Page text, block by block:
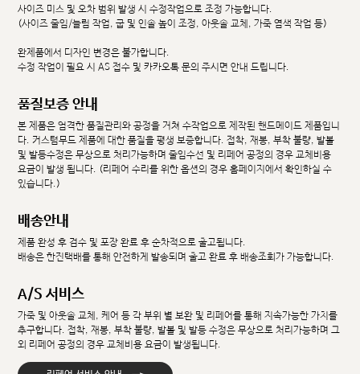
사이즈 미스 및 오차 범위 발생 시 수정작업으로 조정 가능합니다.
(사이즈 줄임/늘림 작업, 굽 및 인솔 높이 조정, 아웃솔 교체, 가죽 염색 작업 등)
완제품에서 디자인 변경은 불가합니다.
수정 작업이 필요 시 AS 접수 및 카카오톡 문의 주시면 안내 드립니다.
품질보증 안내
본 제품은 엄격한 품질관리와 공정을 거쳐 수작업으로 제작된 핸드메이드 제품입니
다. 커스텀무드 제품에 대한 품질을 평생 보증합니다. 접착, 재봉, 부착 불량, 발볼
및 발등수정은 무상으로 처리가능하며 줄임수선 및 리페어 공정의 경우 교체비용
요금이 발생 됩니다. (리페어 수리를 위한 옵션의 경우 홈페이지에서 확인하실 수
있습니다.)
배송안내
제품 완성 후 검수 및 포장 완료 후 순차적으로 출고됩니다.
배송은 한진택배를 통해 안전하게 발송되며 출고 완료 후 배송조회가 가능합니다.
A/S 서비스
가죽 및 아웃솔 교체, 케어 등 각 부위 별 보완 및 리페어를 통해 지속가능한 가치를
추구합니다. 접착, 재봉, 부착 불량, 발볼 및 발등 수정은 무상으로 처리가능하며 그
외 리페어 공정의 경우 교체비용 요금이 발생됩니다.